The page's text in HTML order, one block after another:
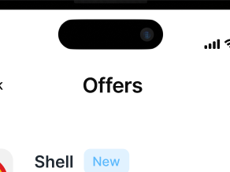
API
plateb v mobilním bankovnictví
platebních dat, díky kterým